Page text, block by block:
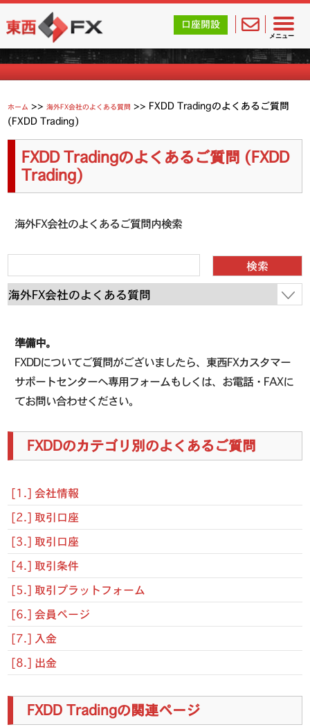
メニュー
東西FX｜海外FX会社（ブローカー）の無料口座開設サポ
口座開設
よくあるご質問
ホーム >>海外FX会社のよくある質問 >> FXDD Tradingのよくあるご質問
(FXDD Trading)
FXDD Tradingのよくあるご質問 (FXDD
Trading)
海外FX会社のよくあるご質問内検索
準備中。
FXDDについてご質問がございましたら、東西FXカスタマー
サポートセンターへ専用フォームもしくは、お電話・FAXに
てお問い合わせください。
FXDDのカテゴリ別のよくあるご質問
[1.] 会社情報
[2.] 取引口座
[3.] 取引口座
[4.] 取引条件
[5.] 取引プラットフォーム
[6.] 会員ページ
[7.] 入金
[8.] 出金
FXDD Tradingの関連ページ